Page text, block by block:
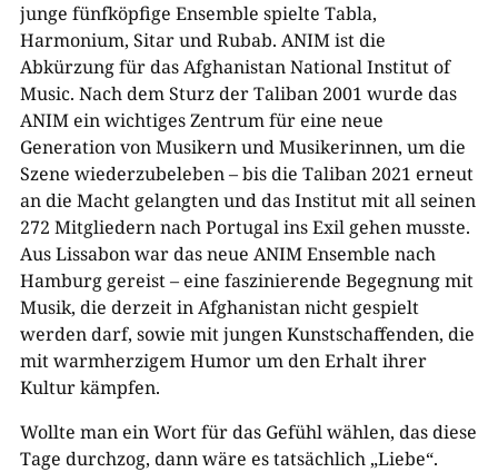
junge fünfköpfige Ensemble spielte Tabla,
Harmonium, Sitar und Rubab. ANIM ist die
Abkürzung für das Afghanistan National Institut of
Music. Nach dem Sturz der Taliban 2001 wurde das
ANIM ein wichtiges Zentrum für eine neue
Generation von Musikern und Musikerinnen, um die
Szene wiederzubeleben – bis die Taliban 2021 erneut
an die Macht gelangten und das Institut mit all seinen
272 Mitgliedern nach Portugal ins Exil gehen musste.
Aus Lissabon war das neue ANIM Ensemble nach
Hamburg gereist – eine faszinierende Begegnung mit
Musik, die derzeit in Afghanistan nicht gespielt
werden darf, sowie mit jungen Kunstschaffenden, die
mit warmherzigem Humor um den Erhalt ihrer
Kultur kämpfen.
Wollte man ein Wort für das Gefühl wählen, das diese
Tage durchzog, dann wäre es tatsächlich „Liebe“.